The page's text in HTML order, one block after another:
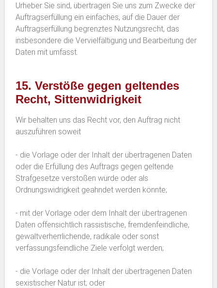
Urheber Sie sind, übertragen Sie uns zum Zwecke der
Auftragserfüllung ein einfaches, auf die Dauer der
Auftragserfüllung begrenztes Nutzungsrecht, das
insbesondere die Vervielfältigung und Bearbeitung der
Daten mit umfasst.
15. Verstöße gegen geltendes
Recht, Sittenwidrigkeit
Wir behalten uns das Recht vor, den Auftrag nicht
auszuführen soweit
- die Vorlage oder der Inhalt der übertragenen Daten
oder die Erfüllung des Auftrags gegen geltende
Strafgesetze verstoßen würde oder als
Ordnungswidrigkeit geahndet werden könnte;
- mit der Vorlage oder dem Inhalt der übertragenen
Daten offensichtlich rassistische, fremdenfeindliche,
gewaltverherrlichende, radikale oder sonst
verfassungsfeindliche Ziele verfolgt werden;
- die Vorlage oder der Inhalt der übertragenen Daten
sexistischer Natur ist; oder